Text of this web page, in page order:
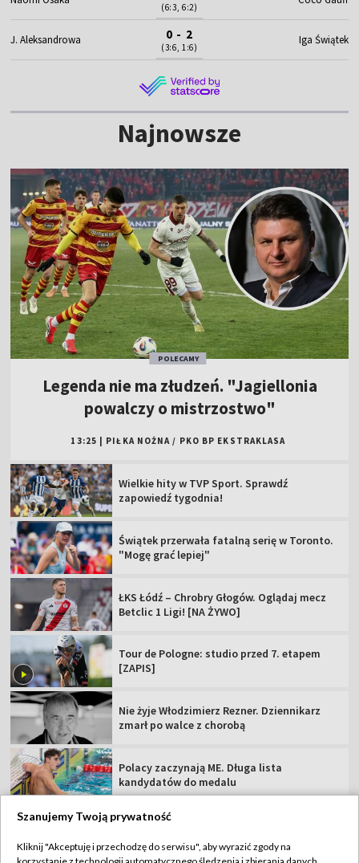
(6:3, 6:2)
J. Aleksandrowa 0 - 2
(3:6, 1:6)
Iga Świątek
Najnowsze
POLECAMY
Legenda nie ma złudzeń. "Jagiellonia
powalczy o mistrzostwo"
13:25 PIŁKA NOŻNA / PKO BP EKSTRAKLASA
Wielkie hity w TVP Sport. Sprawdź
zapowiedź tygodnia!
Świątek przerwała fatalną serię w Toronto.
"Mogę grać lepiej"
ŁKS Łódź – Chrobry Głogów. Oglądaj mecz
Betclic 1 Ligi! [NA ŻYWO]
Tour de Pologne: studio przed 7. etapem
[ZAPIS]
Nie żyje Włodzimierz Rezner. Dziennikarz
zmarł po walce z chorobą
Polacy zaczynają ME. Długa lista
kandydatów do medalu
Szanujemy Twoją prywatność
Kliknij "Akceptuję i przechodzę do serwisu", aby wyrazić zgody na